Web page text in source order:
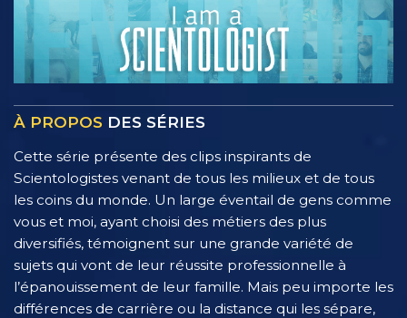
À PROPOS DES SÉRIES
Cette série présente des clips inspirants de
Scientologistes venant de tous les milieux et de tous
les coins du monde. Un large éventail de gens comme
vous et moi, ayant choisi des métiers des plus
diversifiés, témoignent sur une grande variété de
sujets qui vont de leur réussite professionnelle à
l’épanouissement de leur famille. Mais peu importe les
différences de carrière ou la distance qui les sépare,